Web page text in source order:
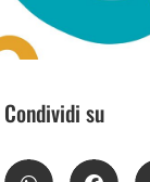
Condividi su